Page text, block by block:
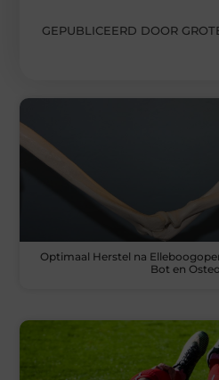
GEPUBLICEERD DOOR
Optimaal Herstel na
Bot en